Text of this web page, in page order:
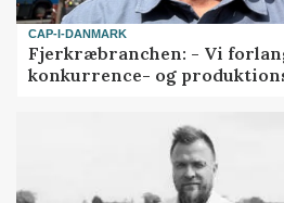
CAP-I-DANMARK
Fjerkræbranchen: - Vi
konkurrence- og